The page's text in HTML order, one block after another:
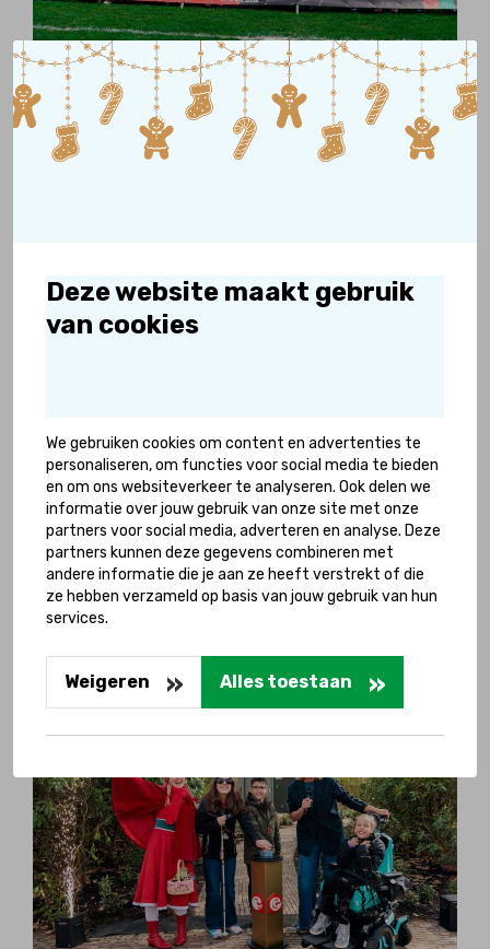
Deze website maakt gebruik
van cookies
We gebruiken cookies om content en advertenties te
personaliseren, om functies voor social media te bieden
en om ons websiteverkeer te analyseren. Ook delen we
informatie over jouw gebruik van onze site met onze
partners voor social media, adverteren en analyse. Deze
partners kunnen deze gegevens combineren met
andere informatie die je aan ze heeft verstrekt of die
ze hebben verzameld op basis van jouw gebruik van hun
services.
Weigeren Alles toestaan
20 april 2026
G-teams AZ en N.E.C. speelden Bijzondere
01 april 2026
Oorlogsmuseum Overloon opent nieuw,
toegankelijk toilet
Lees meer